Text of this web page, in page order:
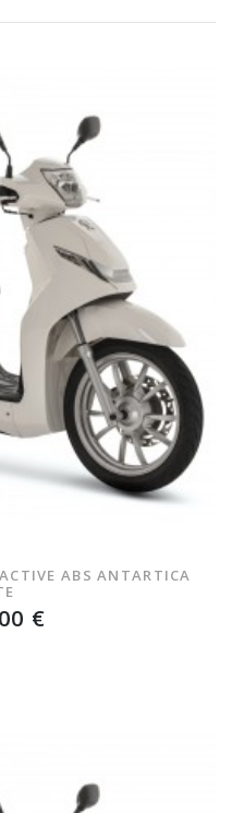
ABS ANTARTICA
€